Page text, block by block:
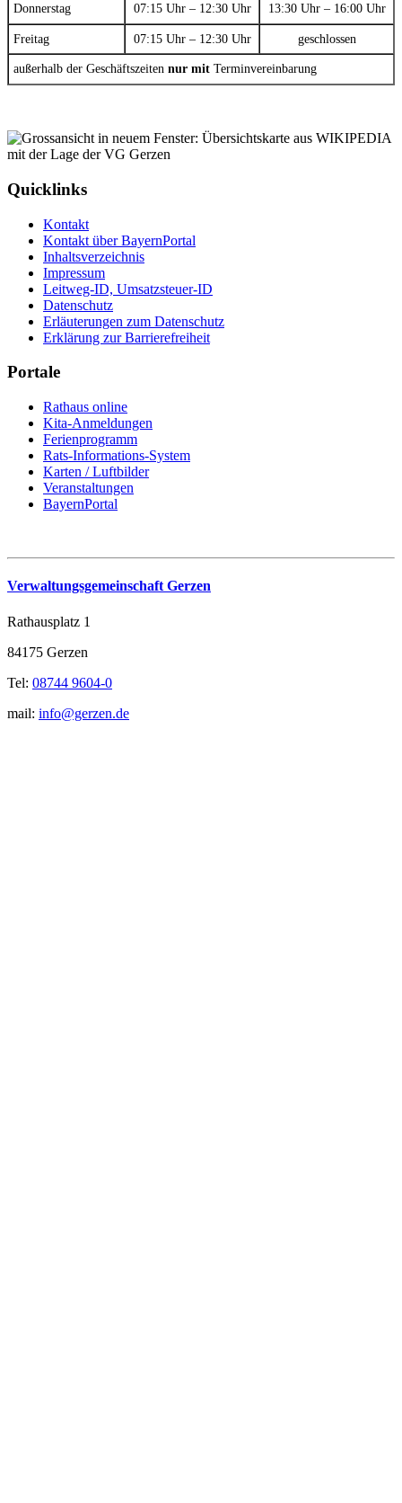
Donnerstag 07:15 Uhr – 12:30 Uhr 13:30 Uhr – 16:00 Uhr
Freitag 07:15 Uhr – 12:30 Uhr geschlossen
außerhalb der Geschäftszeiten nur mit Terminvereinbarung
Quicklinks
Kontakt
Kontakt über BayernPortal
Inhaltsverzeichnis
Impressum
Leitweg-ID, Umsatzsteuer-ID
Datenschutz
Erläuterungen zum Datenschutz
Erklärung zur Barrierefreiheit
Portale
Rathaus online
Kita-Anmeldungen
Ferienprogramm
Rats-Informations-System
Karten / Luftbilder
Veranstaltungen
BayernPortal
Verwaltungsgemeinschaft Gerzen
Rathausplatz 1
84175 Gerzen
Tel: 08744 9604-0
mail: info@gerzen.de